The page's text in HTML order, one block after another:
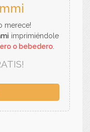
merece!
imprimiéndole
o bebedero.